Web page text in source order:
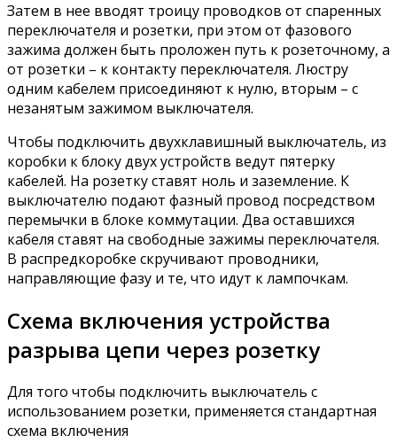
Затем в нее вводят троицу проводков от спаренных
переключателя и розетки, при этом от фазового
зажима должен быть проложен путь к розеточному, а
от розетки – к контакту переключателя. Люстру
одним кабелем присоединяют к нулю, вторым – с
незанятым зажимом выключателя.
Чтобы подключить двухклавишный выключатель, из
коробки к блоку двух устройств ведут пятерку
кабелей. На розетку ставят ноль и заземление. К
выключателю подают фазный провод посредством
перемычки в блоке коммутации. Два оставшихся
кабеля ставят на свободные зажимы переключателя.
В распредкоробке скручивают проводники,
направляющие фазу и те, что идут к лампочкам.
Схема включения устройства
разрыва цепи через розетку
Для того чтобы подключить выключатель с
использованием розетки, применяется стандартная
схема включения